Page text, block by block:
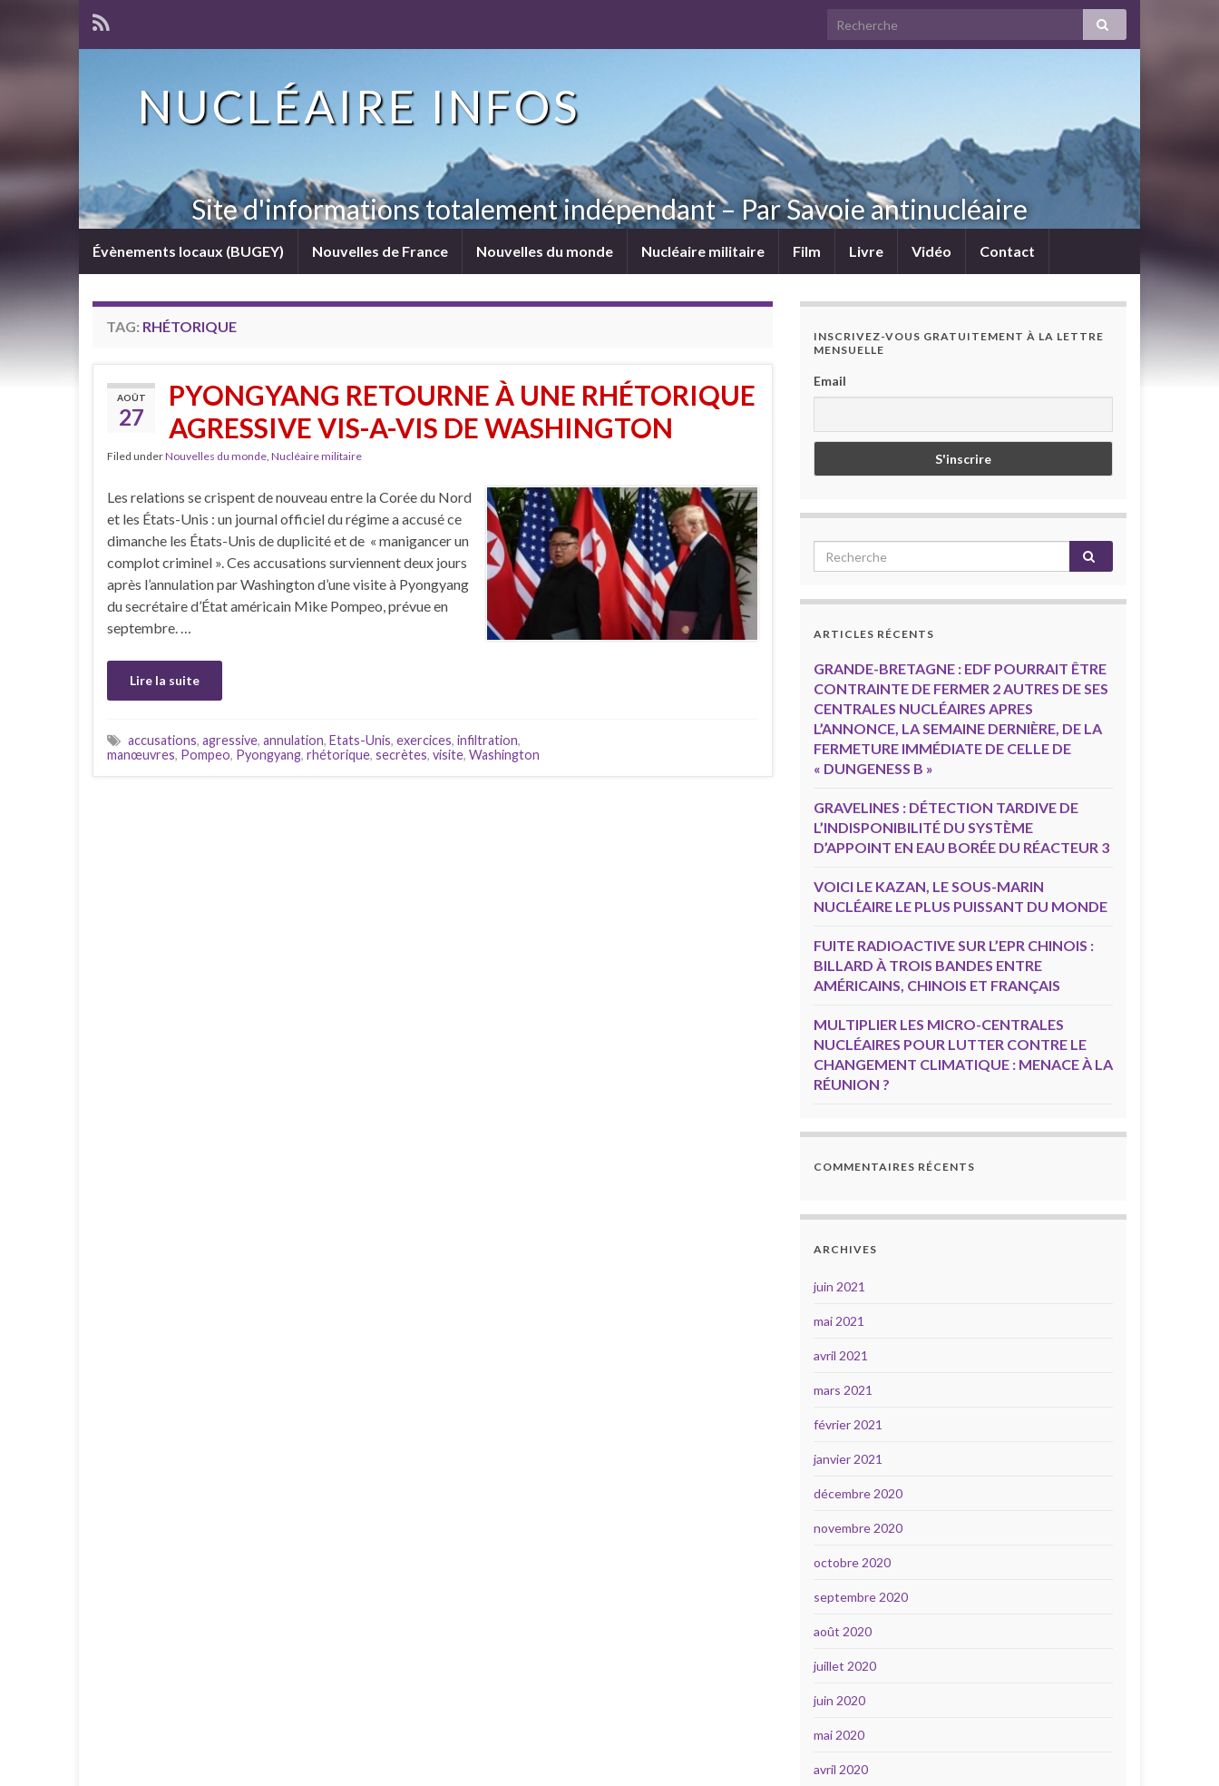
NUCLÉAIRE INFOS
Site d'informations totalement indépendant – Par Savoie antinucléaire
Évènements locaux (BUGEY) Nouvelles de France Nouvelles du monde Nucléaire militaire Film Livre Vidéo Contact
TAG: RHÉTORIQUE
AOÛT
27
PYONGYANG RETOURNE À UNE RHÉTORIQUE
AGRESSIVE VIS-A-VIS DE WASHINGTON
Filed underNouvelles du monde, Nucléaire militaire
Les relations se crispent de nouveau entre la Corée du Nord
et les États-Unis : un journal officiel du régime a accusé ce
dimanche les États-Unis de duplicité et de « manigancer un
complot criminel ». Ces accusations surviennent deux jours
après l’annulation par Washington d’une visite à Pyongyang
du secrétaire d’État américain Mike Pompeo, prévue en
septembre. …
Lire la suite
accusations, agressive, annulation, Etats-Unis, exercices, infiltration,
manœuvres, Pompeo, Pyongyang, rhétorique, secrètes, visite, Washington
INSCRIVEZ-VOUS GRATUITEMENT À LA LETTRE
MENSUELLE
Email
ARTICLES RÉCENTS
GRANDE-BRETAGNE : EDF POURRAIT ÊTRE
CONTRAINTE DE FERMER 2 AUTRES DE SES
CENTRALES NUCLÉAIRES APRES
L’ANNONCE, LA SEMAINE DERNIÈRE, DE LA
FERMETURE IMMÉDIATE DE CELLE DE
« DUNGENESS B »
GRAVELINES : DÉTECTION TARDIVE DE
L’INDISPONIBILITÉ DU SYSTÈME
D’APPOINT EN EAU BORÉE DU RÉACTEUR 3
VOICI LE KAZAN, LE SOUS-MARIN
NUCLÉAIRE LE PLUS PUISSANT DU MONDE
FUITE RADIOACTIVE SUR L’EPR CHINOIS :
BILLARD À TROIS BANDES ENTRE
AMÉRICAINS, CHINOIS ET FRANÇAIS
MULTIPLIER LES MICRO-CENTRALES
NUCLÉAIRES POUR LUTTER CONTRE LE
CHANGEMENT CLIMATIQUE : MENACE À LA
RÉUNION ?
COMMENTAIRES RÉCENTS
ARCHIVES
juin 2021
mai 2021
avril 2021
mars 2021
février 2021
janvier 2021
décembre 2020
novembre 2020
octobre 2020
septembre 2020
août 2020
juillet 2020
juin 2020
mai 2020
avril 2020